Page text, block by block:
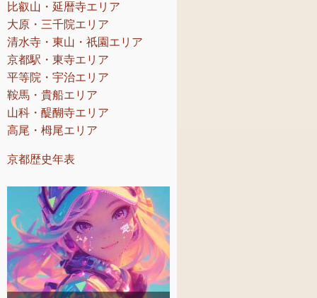
比叡山・延暦寺エリア
大原・三千院エリア
清水寺・東山・祇園エリア
京都駅・東寺エリア
平等院・宇治エリア
鞍馬・貴船エリア
山科・醍醐寺エリア
高尾・栂尾エリア
京都歴史年表